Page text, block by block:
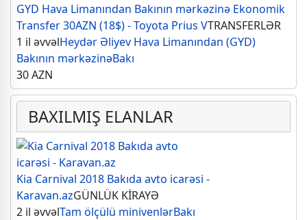
GYD Hava Limanından Bakının mərkəzinə Ekonomik
Transfer 30AZN (18$) - Toyota Prius VTRANSFERLƏR
1 il əvvəlHeydər Əliyev Hava Limanından (GYD)
Bakının mərkəzinəBakı
30AZN
BAXILMIŞ ELANLAR
Kia Carnival 2018 Bakıda avto icarəsi -
Karavan.azGÜNLÜK KİRAYƏ
2 il əvvəlTam ölçülü minivenlərBakı